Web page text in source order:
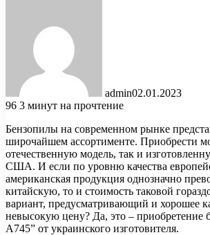
admin02.01.2023
96 3 минут на прочтение
Бензопилы на современном рынке
широчайшем ассортименте. Приобрести
отечественную модель, так и
США. И если по уровню качества
американская продукция однозначно
китайскую, то и стоимость таковой
вариант, предусматривающий и хорошее
невысокую цену? Да, это – приобретение
А745” от украинского изготовителя.